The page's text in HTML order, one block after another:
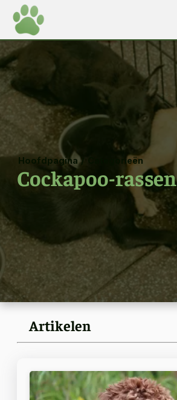
Hoofdpagina / Categorieën
Cockapoo-rassen
Artikelen